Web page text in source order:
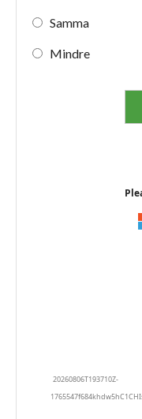
Samma
Mindre